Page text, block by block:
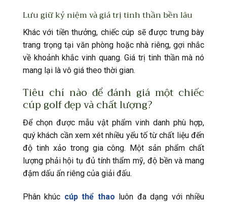
Lưu giữ kỷ niệm và giá trị tinh thần bền lâu
Khác với tiền thưởng, chiếc cúp sẽ được trưng bày
trang trọng tại văn phòng hoặc nhà riêng, gợi nhắc
về khoảnh khắc vinh quang. Giá trị tinh thần mà nó
mang lại là vô giá theo thời gian.
Tiêu chí nào để đánh giá một chiếc
cúp golf đẹp và chất lượng?
Để chọn được mẫu vật phẩm vinh danh phù hợp,
quý khách cần xem xét nhiều yếu tố từ chất liệu đến
độ tinh xảo trong gia công. Một sản phẩm chất
lượng phải hội tụ đủ tính thẩm mỹ, độ bền và mang
đậm dấu ấn riêng của giải đấu.
Phân khúc cúp thể thao luôn đa dạng với nhiều